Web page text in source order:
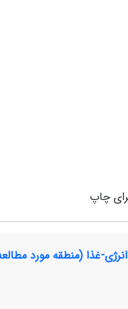
چاپ
غذا (منطقه مورد